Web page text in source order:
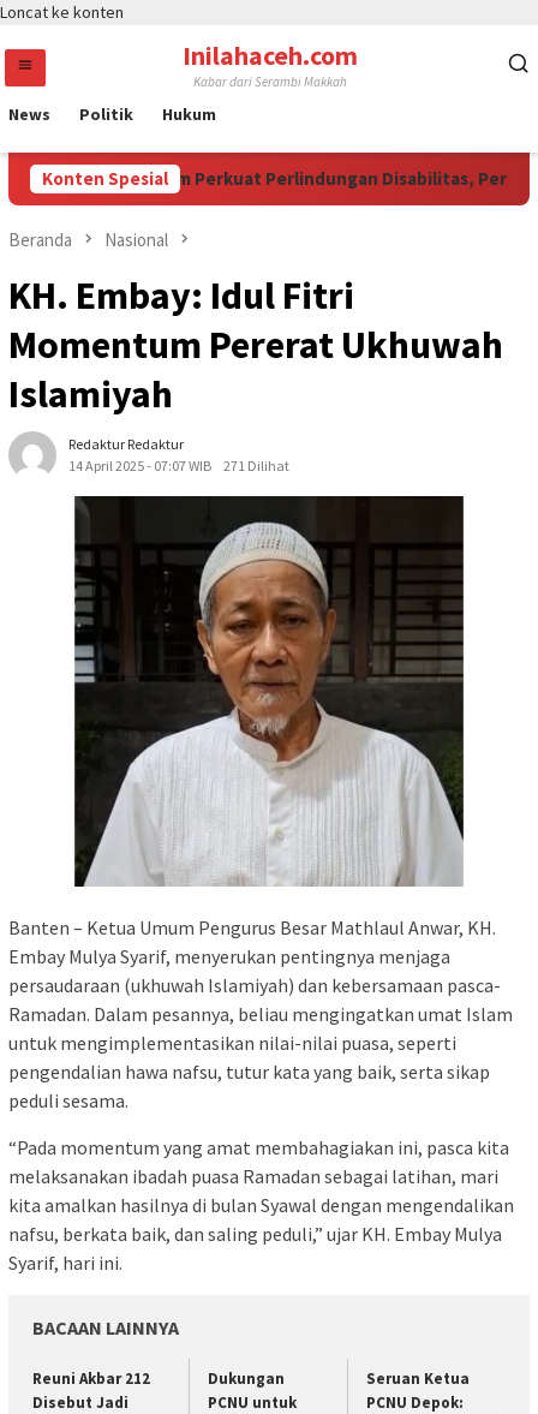
Loncat ke konten
Inilahaceh.com
Kabar dari Serambi Makkah
News Politik Hukum
Konten Spesial
Jadi Momentum Perkuat Perlindungan Disabilitas, Perempuan,
Beranda Nasional
KH. Embay: Idul Fitri
Momentum Pererat Ukhuwah
Islamiyah
Redaktur Redaktur
14 April 2025 - 07:07 WIB
271 Dilihat
Banten – Ketua Umum Pengurus Besar Mathlaul Anwar, KH.
Embay Mulya Syarif, menyerukan pentingnya menjaga
persaudaraan (ukhuwah Islamiyah) dan kebersamaan pasca-
Ramadan. Dalam pesannya, beliau mengingatkan umat Islam
untuk mengimplementasikan nilai-nilai puasa, seperti
pengendalian hawa nafsu, tutur kata yang baik, serta sikap
peduli sesama.
“Pada momentum yang amat membahagiakan ini, pasca kita
melaksanakan ibadah puasa Ramadan sebagai latihan, mari
kita amalkan hasilnya di bulan Syawal dengan mengendalikan
nafsu, berkata baik, dan saling peduli,” ujar KH. Embay Mulya
Syarif, hari ini.
BACAAN LAINNYA
Reuni Akbar 212
Disebut Jadi
Dukungan
PCNU untuk
Seruan Ketua
PCNU Depok: